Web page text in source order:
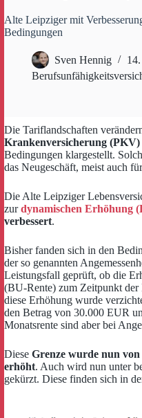
Alte Leipziger mit
Bedingungen
Sven Hennig
Die Tariflandschaften
Krankenversicherung (PKV)
Bedingungen klargestellt.
das Neugeschäft, meist auch
Die Alte Leipziger
zurdynamischen Erhöhung
verbessert.
Bisher fanden sich in den
der so genannten
Leistungsfall geprüft, ob die
(BU-Rente) zum Zeitpunkt der
diese Erhöhung wurde
den Betrag von 30.000 EUR
Monatsrente sind aber bei
Diese Grenze wurde nun
erhöht. Auch wird nun unter
gekürzt. Diese finden sich in